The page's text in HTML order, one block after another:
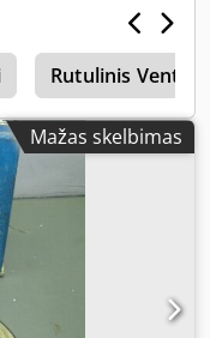
Rutulinis Ventilis
Mažas skelbimas